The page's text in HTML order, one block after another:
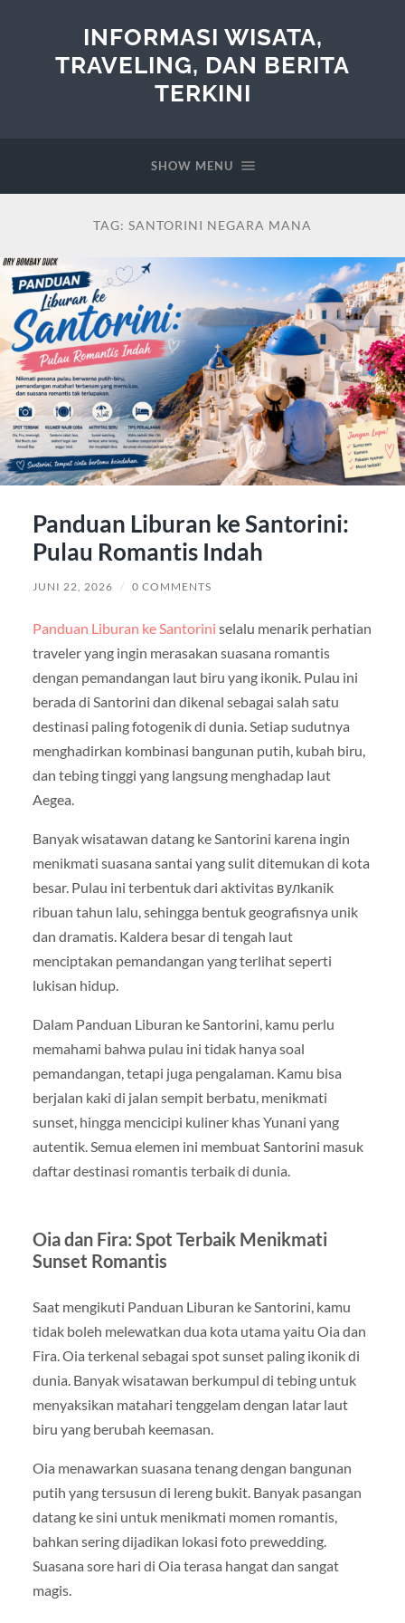
INFORMASI WISATA,
TRAVELING, DAN BERITA
TERKINI
SHOW MENU
TAG: SANTORINI NEGARA MANA
Panduan Liburan ke Santorini:
Pulau Romantis Indah
JUNI 22, 2026 / 0 COMMENTS
Panduan Liburan ke Santorini selalu menarik perhatian
traveler yang ingin merasakan suasana romantis
dengan pemandangan laut biru yang ikonik. Pulau ini
berada di Santorini dan dikenal sebagai salah satu
destinasi paling fotogenik di dunia. Setiap sudutnya
menghadirkan kombinasi bangunan putih, kubah biru,
dan tebing tinggi yang langsung menghadap laut
Aegea.
Banyak wisatawan datang ke Santorini karena ingin
menikmati suasana santai yang sulit ditemukan di kota
besar. Pulau ini terbentuk dari aktivitas вулkanik
ribuan tahun lalu, sehingga bentuk geografisnya unik
dan dramatis. Kaldera besar di tengah laut
menciptakan pemandangan yang terlihat seperti
lukisan hidup.
Dalam Panduan Liburan ke Santorini, kamu perlu
memahami bahwa pulau ini tidak hanya soal
pemandangan, tetapi juga pengalaman. Kamu bisa
berjalan kaki di jalan sempit berbatu, menikmati
sunset, hingga mencicipi kuliner khas Yunani yang
autentik. Semua elemen ini membuat Santorini masuk
daftar destinasi romantis terbaik di dunia.
Oia dan Fira: Spot Terbaik Menikmati
Sunset Romantis
Saat mengikuti Panduan Liburan ke Santorini, kamu
tidak boleh melewatkan dua kota utama yaitu Oia dan
Fira.Oia terkenal sebagai spot sunset paling ikonik di
dunia. Banyak wisatawan berkumpul di tebing untuk
menyaksikan matahari tenggelam dengan latar laut
biru yang berubah keemasan.
Oia menawarkan suasana tenang dengan bangunan
putih yang tersusun di lereng bukit. Banyak pasangan
datang ke sini untuk menikmati momen romantis,
bahkan sering dijadikan lokasi foto prewedding.
Suasana sore hari di Oia terasa hangat dan sangat
magis.